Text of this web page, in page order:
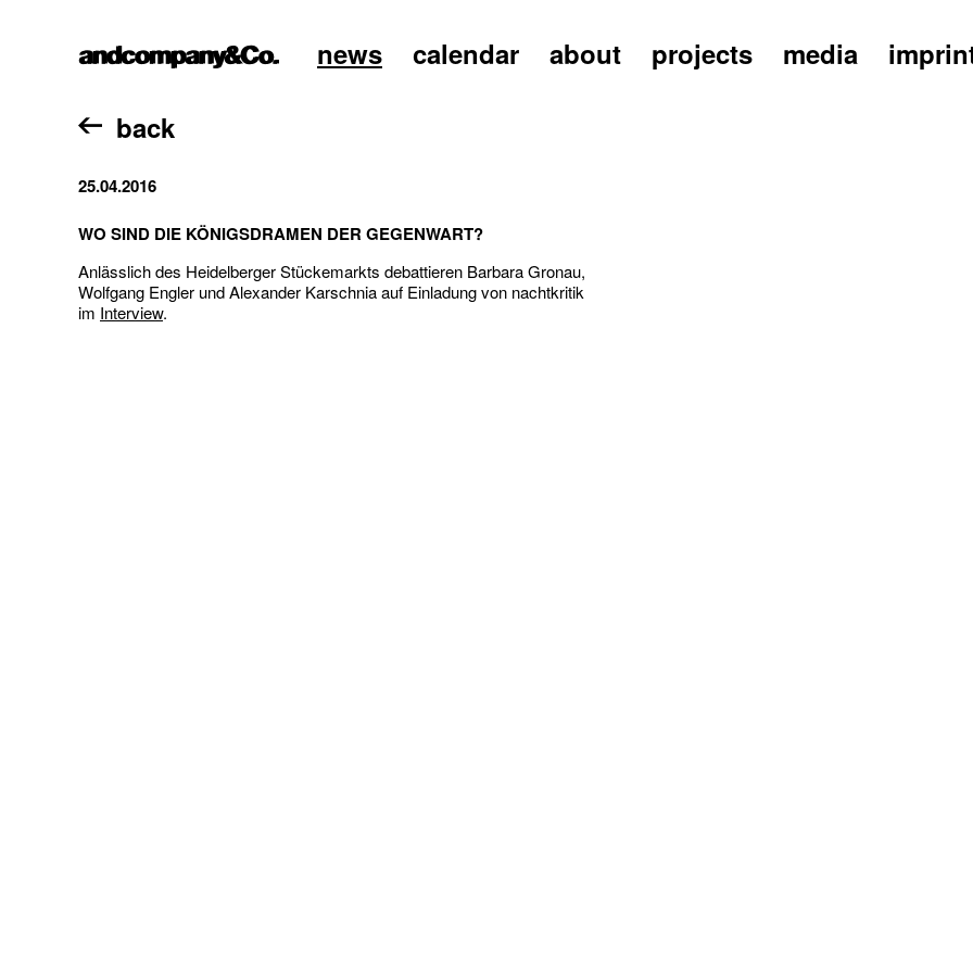
home news calendar about projects media
back
25.04.2016
WO SIND DIE KÖNIGSDRAMEN DER GEGENWART?
Anlässlich des Heidelberger Stückemarkts debattieren Barbara Gronau,
Wolfgang Engler und Alexander Karschnia auf Einladung von nachtkritik
im Interview.